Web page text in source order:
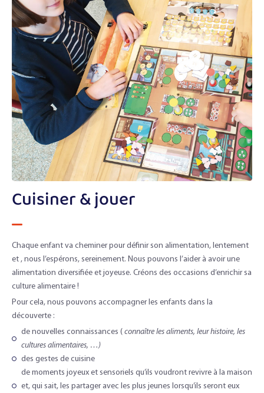
Cuisiner & jouer
Chaque enfant va cheminer pour définir son alimentation, lentement
et , nous l’espérons, sereinement. Nous pouvons l’aider à avoir une
alimentation diversifiée et joyeuse. Créons des occasions d’enrichir sa
culture alimentaire !
Pour cela, nous pouvons accompagner les enfants dans la
découverte :
de nouvelles connaissances ( connaître les aliments, leur histoire, les
cultures alimentaires, …)
des gestes de cuisine
de moments joyeux et sensoriels qu’ils voudront revivre à la maison
et, qui sait, les partager avec les plus jeunes lorsqu’ils seront eux